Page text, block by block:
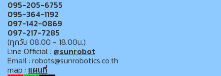
095-205-6755
095-364-1192
097-142-0869
097-217-7285
(ทุกวัน 08.00 - 18.00น.)
Line Official : @sunrobot
Email : robots@sunrobotics.co.th
map : แผนที่